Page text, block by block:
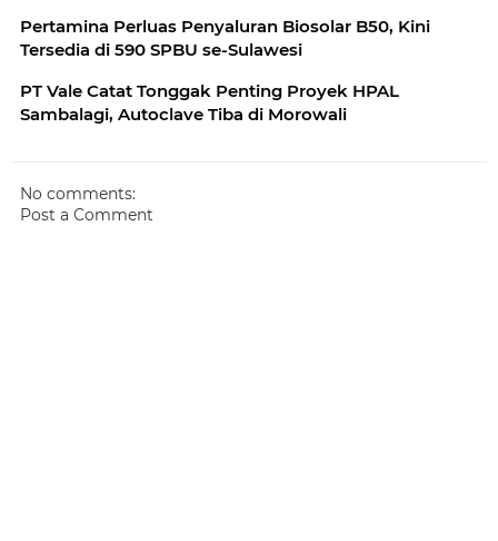
Pertamina Perluas Penyaluran Biosolar B50, Kini
Tersedia di 590 SPBU se-Sulawesi
PT Vale Catat Tonggak Penting Proyek HPAL
Sambalagi, Autoclave Tiba di Morowali
No comments:
Post a Comment